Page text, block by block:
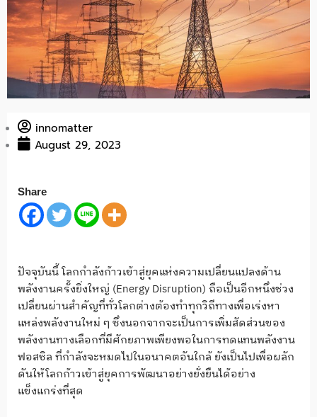
innomatter
August 29, 2023
Share
ปัจจุบันนี้ โลกกำลังก้าวเข้าสู่ยุคแห่งความเปลี่ยนแปลงด้าน
พลังงานครั้งยิ่งใหญ่ (Energy Disruption) ถือเป็นอีกหนึ่งช่วง
เปลี่ยนผ่านสำคัญที่ทั่วโลกต่างต้องทำทุกวิถีทางเพื่อเร่งหา
แหล่งพลังงานใหม่ ๆ ซึ่งนอกจากจะเป็นการเพิ่มสัดส่วนของ
พลังงานทางเลือกที่มีศักยภาพเพียงพอในการทดแทนพลังงาน
ฟอสซิล ที่กำลังจะหมดไปในอนาคตอันใกล้ ยังเป็นไปเพื่อผลัก
ดันให้โลกก้าวเข้าสู่ยุคการพัฒนาอย่างยั่งยืนได้อย่าง
แข็งแกร่งที่สุด